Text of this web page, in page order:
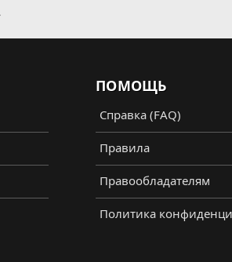
ПОМОЩЬ
Справка (FAQ)
Правила
Правообладателям
Политика